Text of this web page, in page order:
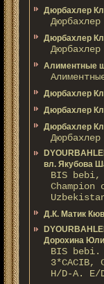
Дюрбахлер
Дюрбахлер
Алиментные
Дюрбахлер
Дюрбахлер
Дюрбахлер
вл. Якубова
BIS
Д.К. Матик
Дорохина
BIS bebi.
3*САСIB,
Н/D-A. E/